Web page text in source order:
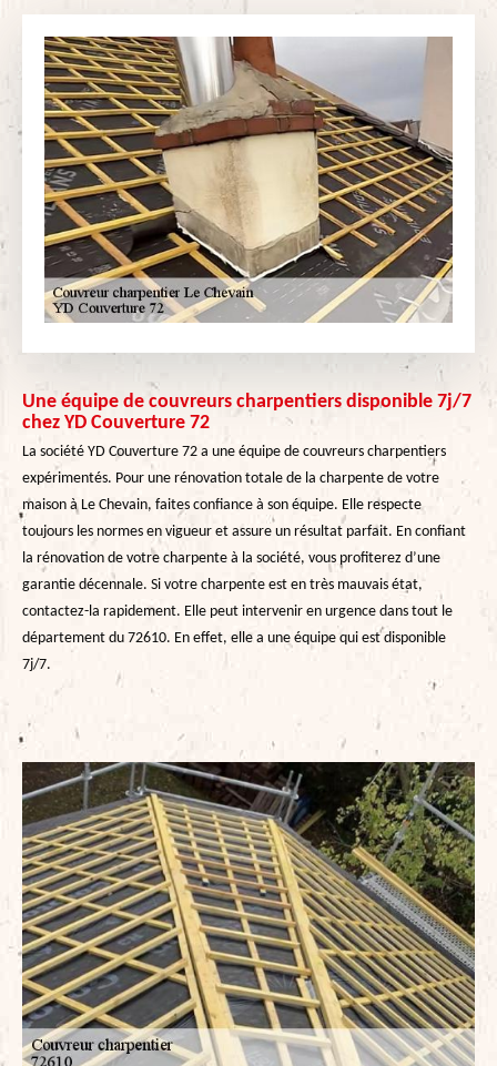
Une équipe de couvreurs charpentiers disponible 7j/7
chez YD Couverture 72
La société YD Couverture 72 a une équipe de couvreurs charpentiers
expérimentés. Pour une rénovation totale de la charpente de votre
maison à Le Chevain, faites confiance à son équipe. Elle respecte
toujours les normes en vigueur et assure un résultat parfait. En confiant
la rénovation de votre charpente à la société, vous profiterez d’une
garantie décennale. Si votre charpente est en très mauvais état,
contactez-la rapidement. Elle peut intervenir en urgence dans tout le
département du 72610. En effet, elle a une équipe qui est disponible
7j/7.